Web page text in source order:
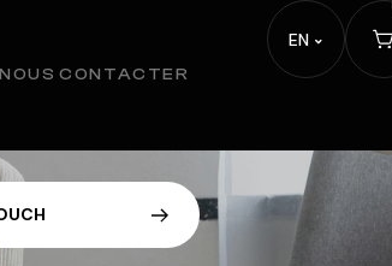
NOUS CONTACTER
EN
UCH